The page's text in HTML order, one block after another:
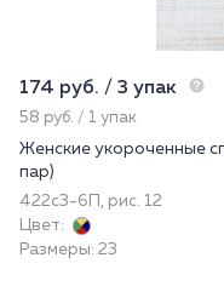
174 руб. / 3 упак
58 руб. / 1 упак
Женские укороченные
пар)
422с3-6П, рис. 12
Цвет:
Размеры: 23